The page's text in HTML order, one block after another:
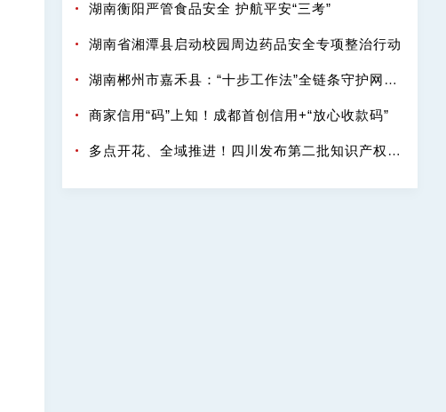
湖南衡阳严管食品安全 护航平安“三考”
湖南省湘潭县启动校园周边药品安全专项整治行动
湖南郴州市嘉禾县：“十步工作法”全链条守护网络餐饮“舌尖安全”
商家信用“码”上知！成都首创信用+“放心收款码”
多点开花、全域推进！四川发布第二批知识产权强省建设典型案例